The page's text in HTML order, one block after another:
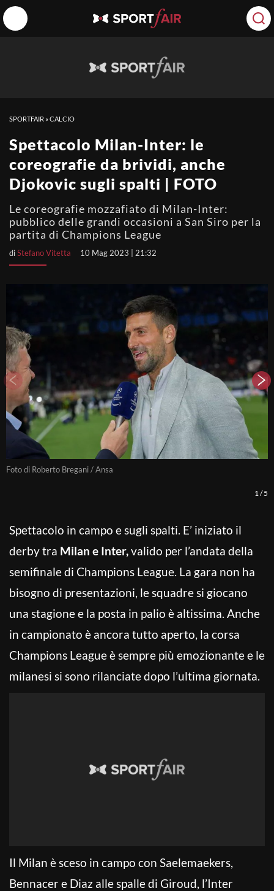
SPORTFAIR »CALCIO
Spettacolo Milan-Inter: le
coreografie da brividi, anche
Djokovic sugli spalti | FOTO
Le coreografie mozzafiato di Milan-Inter:
pubblico delle grandi occasioni a San Siro per la
partita di Champions League
diStefano Vitetta 10 Mag 2023 | 21:32
Foto di Roberto Bregani / Ansa
1 /5
Spettacolo in campo e sugli spalti. E’ iniziato il
derby tra Milan e Inter,valido per l’andata della
semifinale di Champions League. La gara non ha
bisogno di presentazioni, le squadre si giocano
una stagione e la posta in palio è altissima. Anche
in campionato è ancora tutto aperto, la corsa
Champions League è sempre più emozionante e le
milanesi si sono rilanciate dopo l’ultima giornata.
Il Milan è sceso in campo con Saelemaekers,
Bennacer e Diaz alle spalle di Giroud, l’Inter